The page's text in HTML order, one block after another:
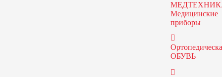
Медицинские
приборы
ОБУВЬ